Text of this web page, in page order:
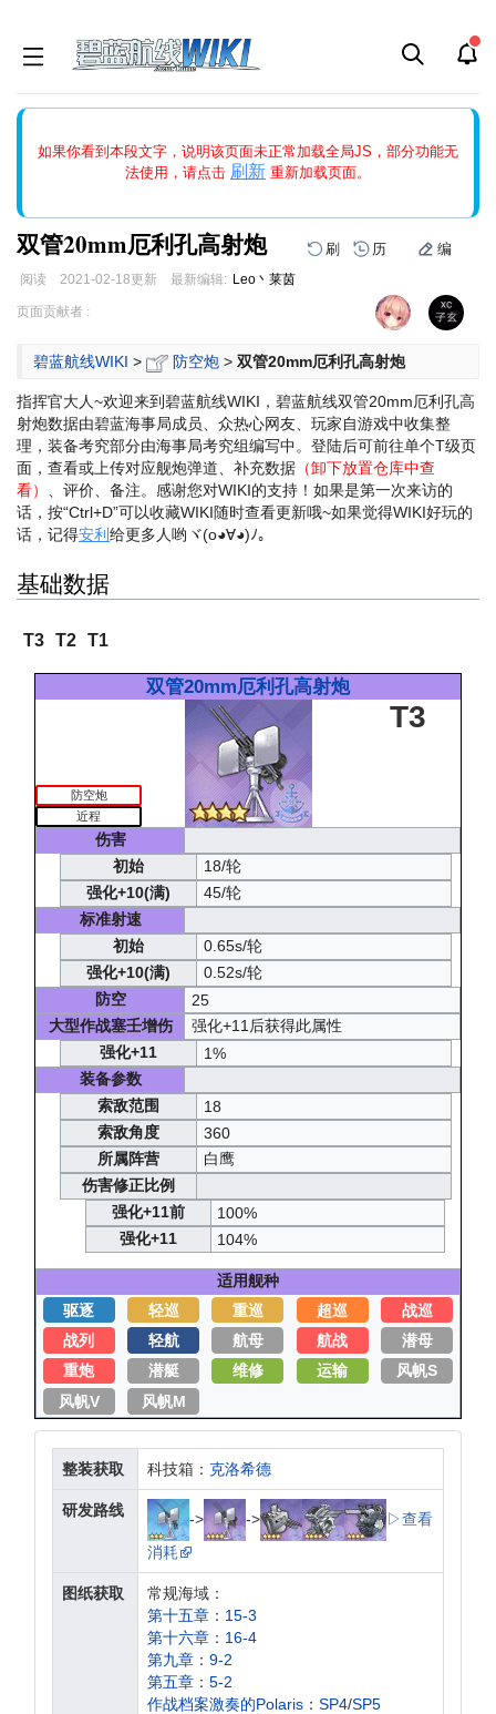
如果你看到本段文字，说明该页面未正常加载全局JS，部分功能无
法使用，请点击 刷新 重新加载页面。
能中的刷新按钮清除页面缓存并刷新，如果还有问题，请多尝试几
双管20mm厄利孔高射炮 刷 历 编
阅读 2021-02-18更新 最新编辑: Leo丶莱茵
跳
跳
页面贡献者 :
碧蓝航线WIKI > 防空炮 > 双管20mm厄利孔高射炮
指挥官大人~欢迎来到碧蓝航线WIKI，碧蓝航线双管20mm厄利孔高
射炮数据由碧蓝海事局成员、众热心网友、玩家自游戏中收集整
理，装备考究部分由海事局考究组编写中。登陆后可前往单个T级页
面，查看或上传对应舰炮弹道、补充数据 （卸下放置仓库中查
看） 、评价、备注。感谢您对WIKI的支持！ 如果是第一次来访的
话，按“Ctrl+D”可以收藏WIKI随时查看更新哦~如果觉得WIKI好玩的
话，记得安利 给更多人哟ヾ(o◕∀◕)ﾉ。
基础数据
T3 T2 T1
双管20mm厄利孔高射炮
防空炮
近程
T3
伤害
初始
18/轮
强化+10(满)
45/轮
标准射速
初始
0.65s/轮
强化+10(满)
0.52s/轮
防空
25
大型作战塞壬增伤
强化+11后获得此属性
强化+11
1%
装备参数
索敌范围
18
索敌角度
360
所属阵营
白鹰
伤害修正比例
强化+11前
100%
强化+11
104%
适用舰种
驱逐
轻巡 重巡 超巡
战巡
战列
轻航 航母 航战
潜母
重炮
潜艇 维修 运输
风帆S
风帆V
风帆M
整装获取 科技箱： 克洛希德
研发路线 -> ->
▷查看
消耗
图纸获取
常规海域：
第十五章 ： 15-3
第十六章 ： 16-4
第九章 ： 9-2
第五章 ： 5-2
作战档案激奏的Polaris ： SP4/SP5